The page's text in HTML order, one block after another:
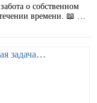
о собственном
времени. 📖 …